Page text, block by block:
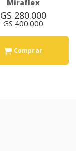
Miraflex
GS 280.000
GS 400.000
Comprar